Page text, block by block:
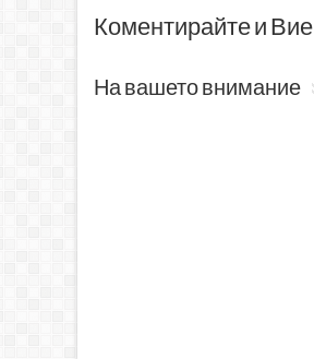
Коментирайте и Вие
На вашето внимание